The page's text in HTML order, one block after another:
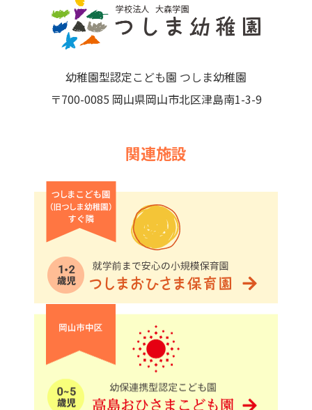
幼稚園型認定こども園 つしま幼稚園
〒700-0085 岡山県岡山市北区津島南1-3-9
関連施設